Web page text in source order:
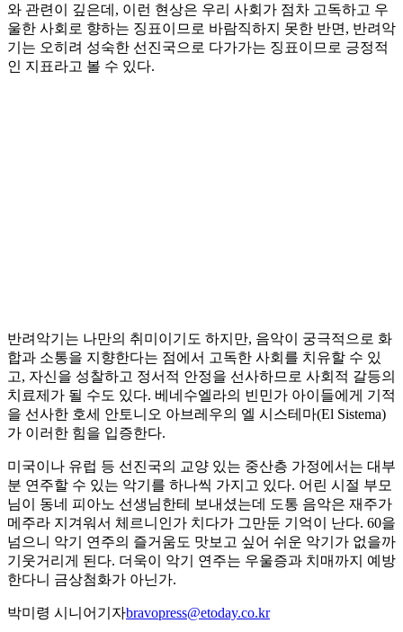
와 관련이 깊은데, 이런 현상은 우리 사회가 점차 고독하고 우
울한 사회로 향하는 징표이므로 바람직하지 못한 반면, 반려악
기는 오히려 성숙한 선진국으로 다가가는 징표이므로 긍정적
인 지표라고 볼 수 있다.
반려악기는 나만의 취미이기도 하지만, 음악이 궁극적으로 화
합과 소통을 지향한다는 점에서 고독한 사회를 치유할 수 있
고, 자신을 성찰하고 정서적 안정을 선사하므로 사회적 갈등의
치료제가 될 수도 있다. 베네수엘라의 빈민가 아이들에게 기적
을 선사한 호세 안토니오 아브레우의 엘 시스테마(El Sistema)
가 이러한 힘을 입증한다.
미국이나 유럽 등 선진국의 교양 있는 중산층 가정에서는 대부
분 연주할 수 있는 악기를 하나씩 가지고 있다. 어린 시절 부모
님이 동네 피아노 선생님한테 보내셨는데 도통 음악은 재주가
메주라 지겨워서 체르니인가 치다가 그만둔 기억이 난다. 60을
넘으니 악기 연주의 즐거움도 맛보고 싶어 쉬운 악기가 없을까
기웃거리게 된다. 더욱이 악기 연주는 우울증과 치매까지 예방
한다니 금상첨화가 아닌가.
박미령 시니어기자bravopress@etoday.co.kr